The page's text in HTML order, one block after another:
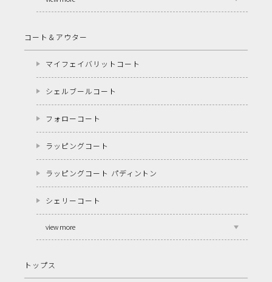
コート＆アウター
マイフェイバリットコート
シェルブールコート
フォローコート
ラッピングコート
ラッピングコート パディントン
シェリーコート
view more
トップス